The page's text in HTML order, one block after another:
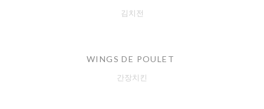
김치전
WINGS DE POULET
간장치킨